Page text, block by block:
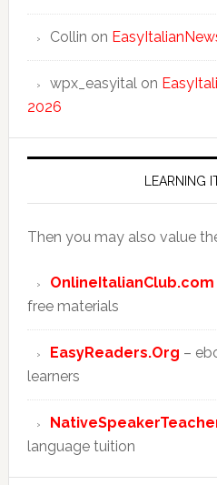
Collin on
wpx_easyitalon
2026
LEARNING
Then you may also value
OnlineItalianClub.com
free materials
EasyReaders.Org –
learners
language tuition